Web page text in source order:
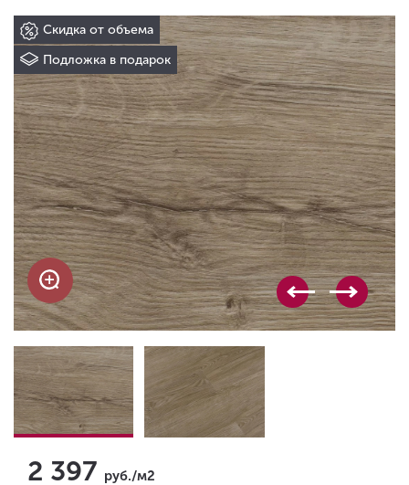
Скидка от объема
Подложка в подарок
2 397 руб./м2